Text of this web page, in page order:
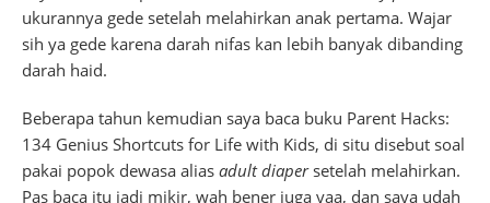
ukurannya gede setelah melahirkan anak pertama. Wajar
sih ya gede karena darah nifas kan lebih banyak dibanding
darah haid.
Beberapa tahun kemudian saya baca buku Parent Hacks:
134 Genius Shortcuts for Life with Kids, di situ disebut soal
pakai popok dewasa alias adult diapersetelah melahirkan.
Pas baca itu jadi mikir, wah bener juga yaa, dan saya udah